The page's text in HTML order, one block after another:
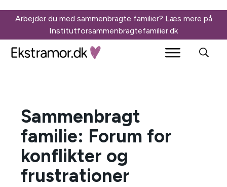
Arbejder du med sammenbragte familier? Læs mere på
Institutforsammenbragtefamilier.dk
Sammenbragt
familie: Forum for
konflikter og
frustrationer